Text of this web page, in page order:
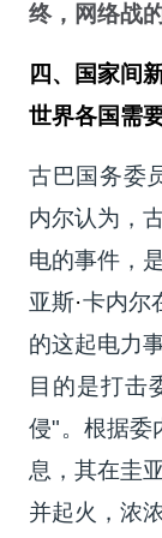
终，网络战
四、国家间
世界各国需
古巴国务委
内尔认为，
电的事件，
亚斯·卡内尔
的这起电力
目的是打击
侵"。根据委
息，其在圭
并起火，浓